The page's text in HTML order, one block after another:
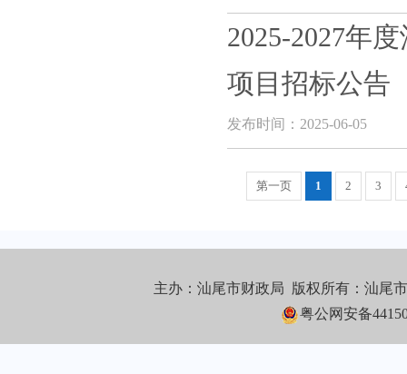
2025-2027年
项目招标公告
发布时间：2025-06-05
第一页 1 2 3
主办：汕尾市财政局 版权所有：汕尾
粤公网安备